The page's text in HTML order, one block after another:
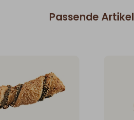
Passende Artikel